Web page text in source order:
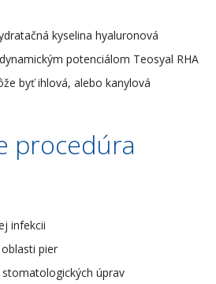
kyselina hyaluronová
potenciálom Teosyal RHA
byť ihlová, alebo kanylová
procedúra
infekcii
pier
úprav